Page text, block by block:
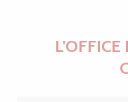
L'OFFICE